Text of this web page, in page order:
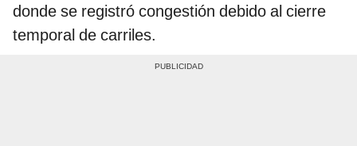
donde se registró congestión debido al cierre
temporal de carriles.